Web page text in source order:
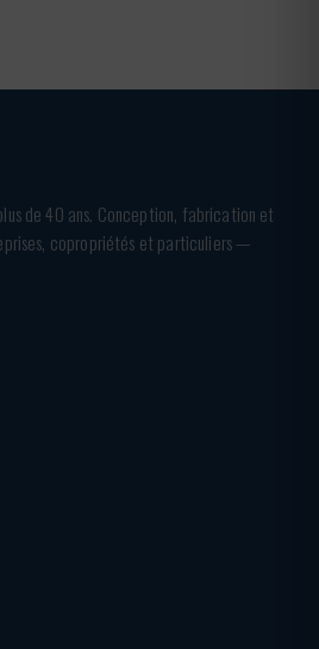
de 40 ans. Conception, fabrication et
copropriétés et particuliers —